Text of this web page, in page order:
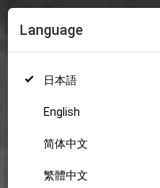
Language
日本語
English
简体中文
繁體中文